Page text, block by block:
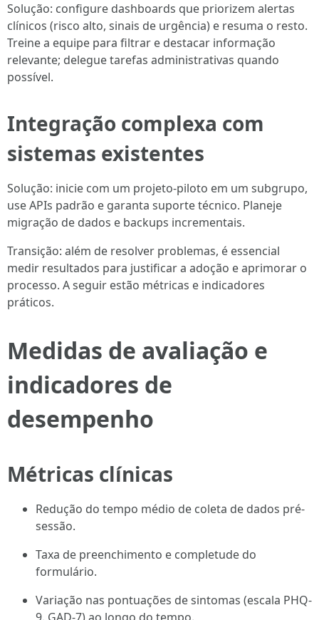
Solução: configure dashboards que priorizem alertas
clínicos (risco alto, sinais de urgência) e resuma o resto.
Treine a equipe para filtrar e destacar informação
relevante; delegue tarefas administrativas quando
possível.
Integração complexa com
sistemas existentes
Solução: inicie com um projeto-piloto em um subgrupo,
use APIs padrão e garanta suporte técnico. Planeje
migração de dados e backups incrementais.
Transição: além de resolver problemas, é essencial
medir resultados para justificar a adoção e aprimorar o
processo. A seguir estão métricas e indicadores
práticos.
Medidas de avaliação e
indicadores de
desempenho
Métricas clínicas
Redução do tempo médio de coleta de dados pré-
sessão.
Taxa de preenchimento e completude do
formulário.
Variação nas pontuações de sintomas (escala PHQ-